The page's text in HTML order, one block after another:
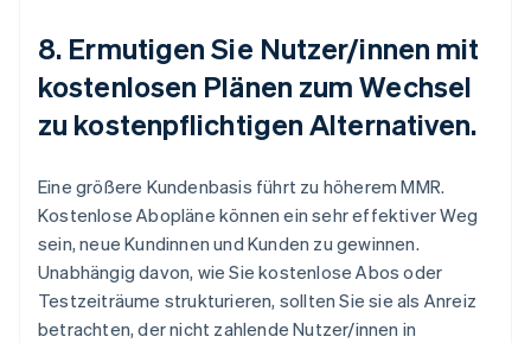
8. Ermutigen Sie Nutzer/innen mit
kostenlosen Plänen zum Wechsel
zu kostenpflichtigen Alternativen.
Eine größere Kundenbasis führt zu höherem MMR.
Kostenlose Abopläne können ein sehr effektiver Weg
sein, neue Kundinnen und Kunden zu gewinnen.
Unabhängig davon, wie Sie kostenlose Abos oder
Testzeiträume strukturieren, sollten Sie sie als Anreiz
betrachten, der nicht zahlende Nutzer/innen in